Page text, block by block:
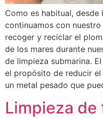
Como es habitual,
continuamos con
recoger y reciclar el
de los mares durante
de limpieza submarina.
el propósito de reducir
un metal pesado que
Limpieza de